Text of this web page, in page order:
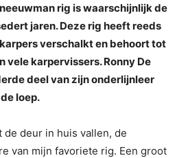
rig is waarschijnlijk de
jaren. Deze rig heeft reeds
verschalkt en behoort tot
vele karpervissers. Ronny De
deel van zijn onderlijnleer
loep.
de deur in huis vallen, de
van mijn favoriete rig. Een groot